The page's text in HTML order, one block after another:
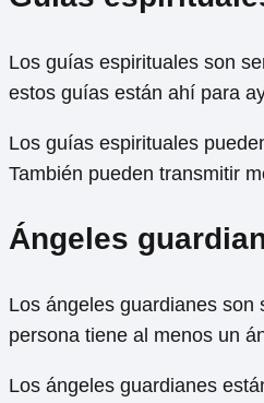
Los guías espirituales son
estos guías están ahí para
Los guías espirituales
También pueden transmitir
Ángeles
Los ángeles guardianes
persona tiene al menos un
Los ángeles guardianes